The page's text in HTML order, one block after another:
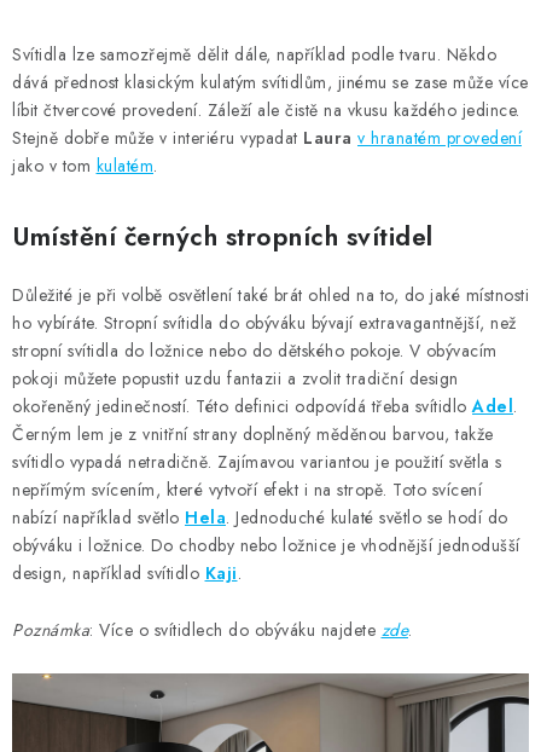
Svítidla lze samozřejmě dělit dále, například podle tvaru. Někdo
dává přednost klasickým kulatým svítidlům, jinému se zase může více
líbit čtvercové provedení. Záleží ale čistě na vkusu každého jedince.
Stejně dobře může v interiéru vypadat Laura v hranatém provedení
jako v tom kulatém.
Umístění černých stropních svítidel
Důležité je při volbě osvětlení také brát ohled na to, do jaké místnosti
ho vybíráte. Stropní svítidla do obýváku bývají extravagantnější, než
stropní svítidla do ložnice nebo do dětského pokoje. V obývacím
pokoji můžete popustit uzdu fantazii a zvolit tradiční design
okořeněný jedinečností. Této definici odpovídá třeba svítidloAdel.
Černým lem je z vnitřní strany doplněný měděnou barvou, takže
svítidlo vypadá netradičně. Zajímavou variantou je použití světla s
nepřímým svícením, které vytvoří efekt i na stropě. Toto svícení
nabízí například světlo Hela. Jednoduché kulaté světlo se hodí do
obýváku i ložnice. Do chodby nebo ložnice je vhodnější jednodušší
design, například svítidlo Kaji.
Poznámka: Více o svítidlech do obýváku najdete zde.